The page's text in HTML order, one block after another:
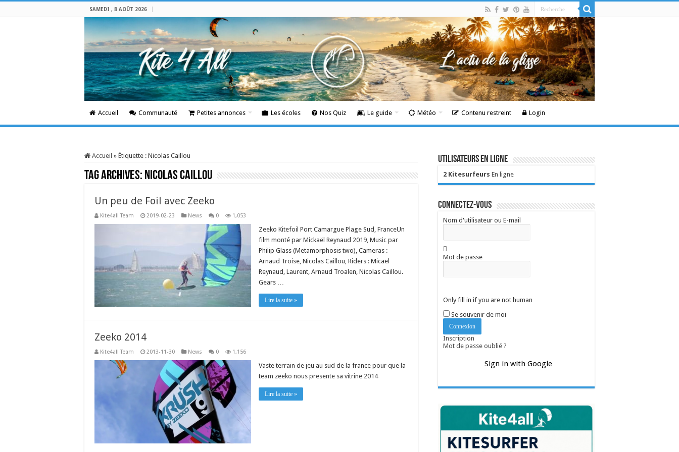
SAMEDI , 8 AOÛT 2026
Accueil Communauté Petites annonces Les écoles Nos Quiz Le guide Météo Contenu restreint Login
Accueil » Étiquette : Nicolas Caillou
Tag Archives: Nicolas Caillou
Un peu de Foil avec Zeeko
Kite4all Team 2019-02-23 News 0 1,053
Zeeko Kitefoil Port Camargue Plage Sud, FranceUn
film monté par Mickaël Reynaud 2019, Music par
Philip Glass (Metamorphosis two), Cameras :
Arnaud Troise, Nicolas Caillou, Riders : Micaël
Reynaud, Laurent, Arnaud Troalen, Nicolas Caillou.
Gears …
Lire la suite »
Zeeko 2014
Kite4all Team 2013-11-30 News 0 1,156
Vaste terrain de jeu au sud de la france pour que la
team zeeko nous presente sa vitrine 2014
Lire la suite »
Utilisateurs en ligne
2 Kitesurfeurs En ligne
Connectez-vous
Nom d'utilisateur ou E-mail
Mot de passe
Only fill in if you are not human
Se souvenir de moi
Inscription
Mot de passe oublié ?
Sign in with Google